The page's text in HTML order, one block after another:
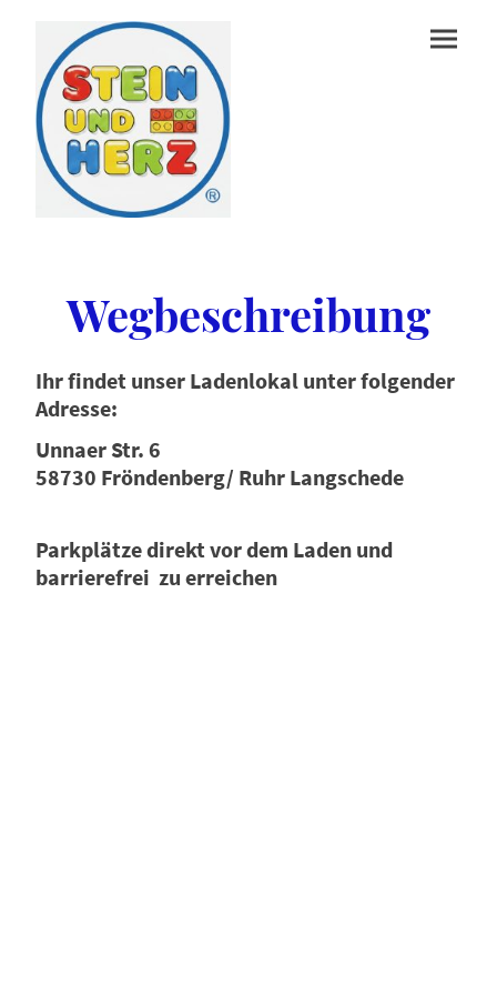
Wegbeschreibung
Ihr findet unser Ladenlokal unter folgender
Adresse:
Unnaer Str. 6
58730 Fröndenberg/ Ruhr Langschede
Parkplätze direkt vor dem Laden und
barrierefrei zu erreichen